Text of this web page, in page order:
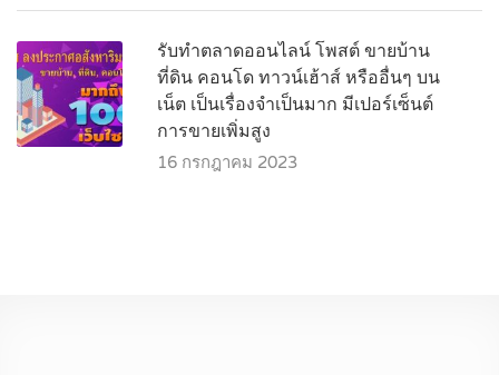
รับทำตลาดออนไลน์ โพสต์ ขายบ้าน
ที่ดิน คอนโด ทาวน์เฮ้าส์ หรืออื่นๆ บน
เน็ต เป็นเรื่องจำเป็นมาก มีเปอร์เซ็นต์
การขายเพิ่มสูง
16 กรกฎาคม 2023